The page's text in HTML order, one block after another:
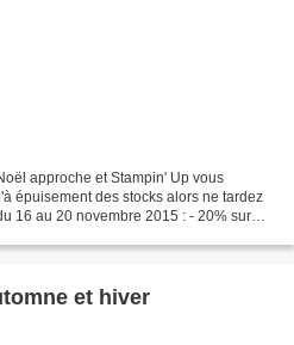
approche et Stampin' Up vous
épuisement des stocks alors ne tardez
16 au 20 novembre 2015 : - 20% sur
et hiver